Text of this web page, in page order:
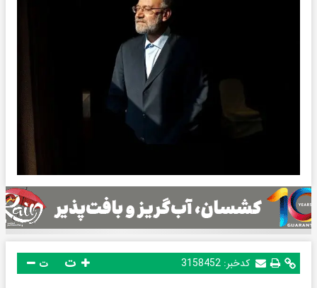
کدخبر: 3158452 ت